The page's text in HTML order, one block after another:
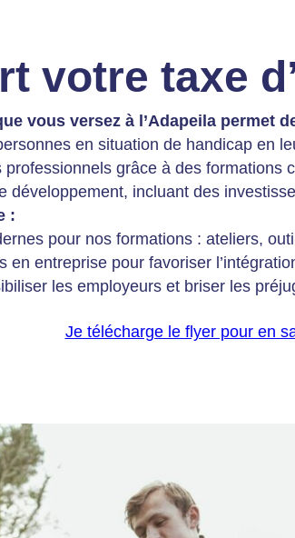
votre taxe
vous versez à l’Adapeila permet
en situation de handicap en
grâce à des formations
développement, incluant des
:
pour nos formations : ateliers,
en entreprise pour favoriser
les employeurs et briser les
Je télécharge le flyer pour en